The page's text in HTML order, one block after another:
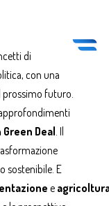
di
con una
prossimo futuro.
Green Deal . Il
sostenibile. E
e